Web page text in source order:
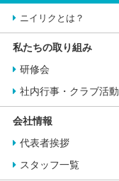
ニイリクとは？
私たちの取り組み
研修会
社内行事・クラブ活動
会社情報
代表者挨拶
スタッフ一覧